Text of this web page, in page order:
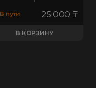
В пути 25.000 ₸
В КОРЗИНУ